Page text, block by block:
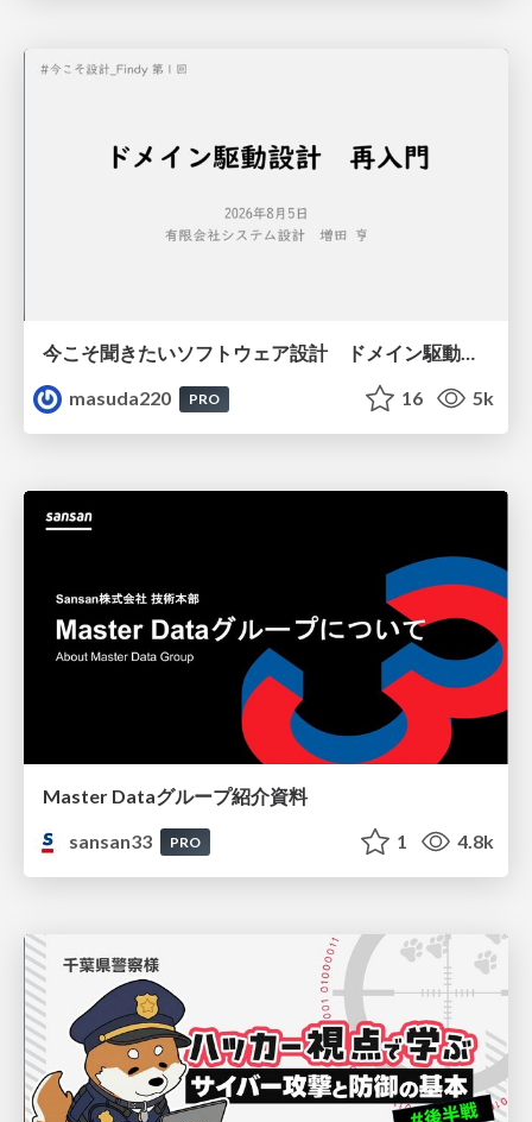
今こそ聞きたいソフトウェア設計 ドメイン駆動設計再入門
masuda220
PRO 16 5k
Master Dataグループ紹介資料
sansan33
PRO 1 4.8k